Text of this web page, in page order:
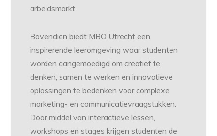
arbeidsmarkt.
Bovendien biedt MBO Utrecht een
inspirerende leeromgeving waar studenten
worden aangemoedigd om creatief te
denken, samen te werken en innovatieve
oplossingen te bedenken voor complexe
marketing- en communicatievraagstukken.
Door middel van interactieve lessen,
workshops en stages krijgen studenten de